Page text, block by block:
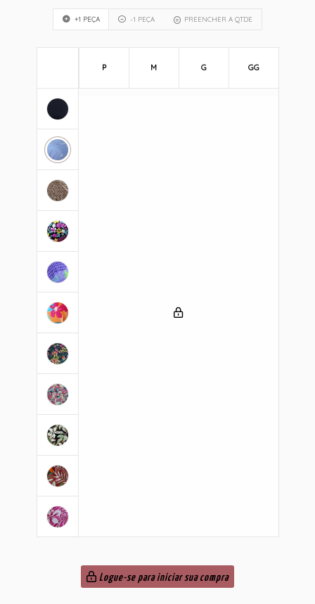
+1 PEÇA -1 PEÇA PREENCHER A QTDE
P M G GG
Logue-se para iniciar sua compra